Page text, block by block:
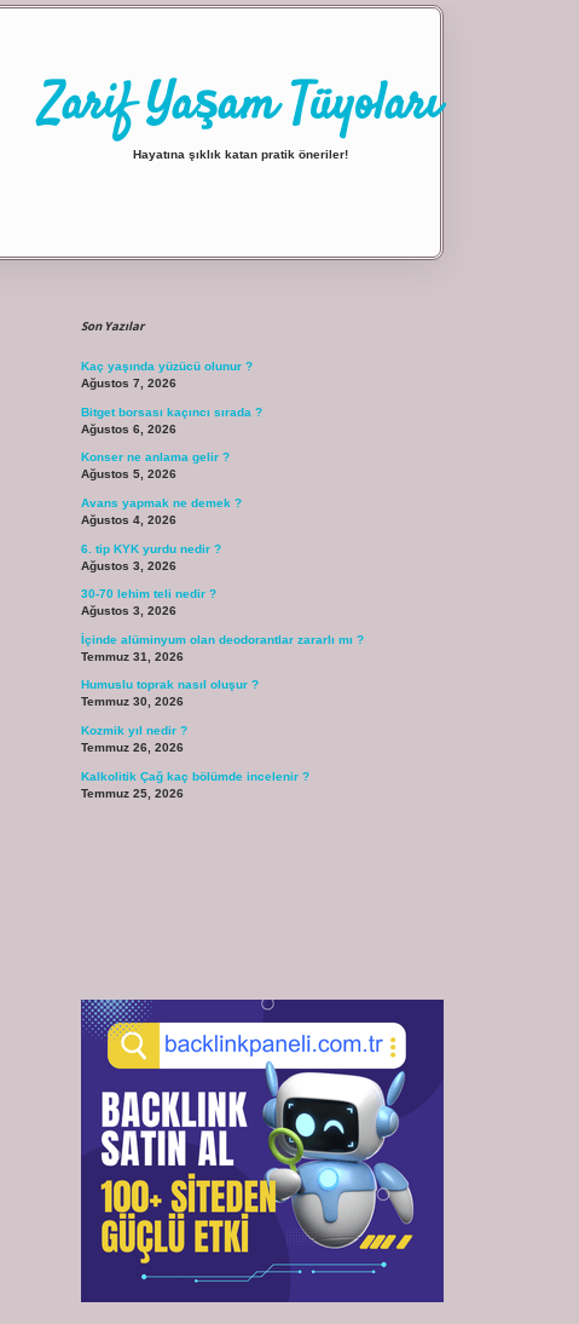
Zarif Yaşam Tüyoları
Hayatına şıklık katan pratik öneriler!
Son Yazılar
Kaç yaşında yüzücü olunur ?
Ağustos 7, 2026
Bitget borsası kaçıncı sırada ?
Ağustos 6, 2026
Konser ne anlama gelir ?
Ağustos 5, 2026
Avans yapmak ne demek ?
Ağustos 4, 2026
6. tip KYK yurdu nedir ?
Ağustos 3, 2026
30-70 lehim teli nedir ?
Ağustos 3, 2026
İçinde alüminyum olan deodorantlar zararlı mı ?
Temmuz 31, 2026
Humuslu toprak nasıl oluşur ?
Temmuz 30, 2026
Kozmik yıl nedir ?
Temmuz 26, 2026
Kalkolitik Çağ kaç bölümde incelenir ?
Temmuz 25, 2026